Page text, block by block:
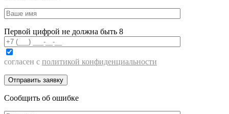
Первой цифрой не должна быть 8
согласен с политикой конфиденциальности
Сообщить об ошибке